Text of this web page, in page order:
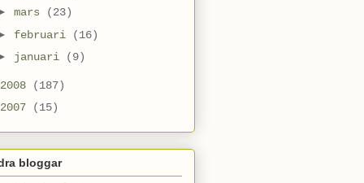
mars
(23)
februari
(16)
januari (9)
2008
(187)
2007 (15)
bloggar